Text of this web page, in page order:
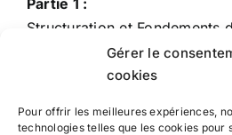
Gérer le
cookies
Pour offrir les meilleures expériences,
technologies telles que les cookies pour
Structuration et Fondements
Thérapie : Une Approche
Partie 2 :